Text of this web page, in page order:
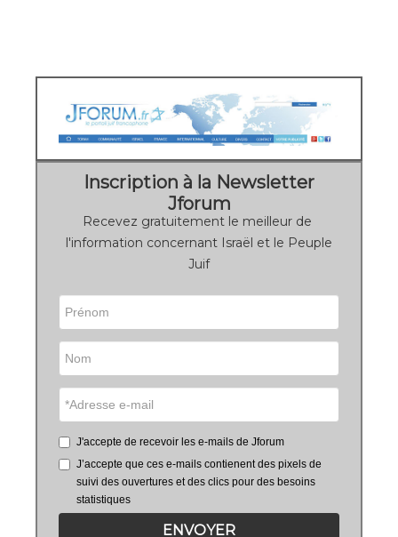
Inscription à la Newsletter
Jforum
Recevez gratuitement le meilleur de
l'information concernant Israël et le Peuple
Juif
J'accepte de recevoir les e-mails de Jforum
J’accepte que ces e-mails contienent des pixels de
suivi des ouvertures et des clics pour des besoins
statistiques
ENVOYER